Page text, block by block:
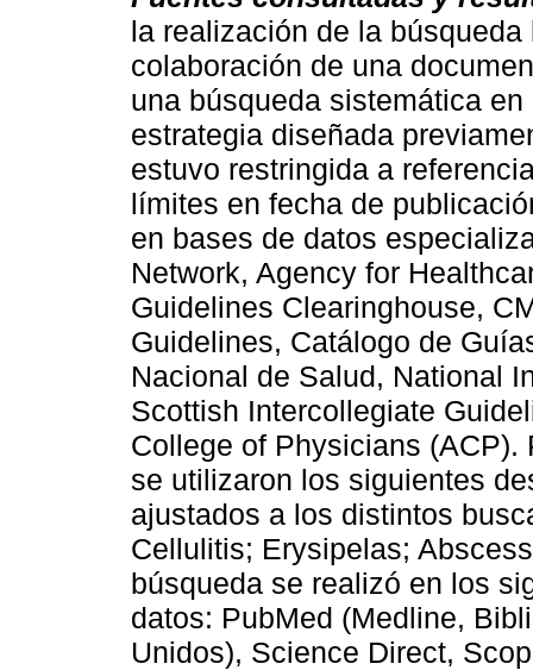
la realización de la
colaboración de una
una búsqueda sistemática
estrategia diseñada
estuvo restringida a
límites en fecha de
en bases de datos
Network, Agency for
Guidelines Clearinghouse,
Guidelines, Catálogo de
Nacional de Salud, National
Scottish Intercollegiate
College of Physicians
se utilizaron los siguientes
ajustados a los distintos
Cellulitis; Erysipelas;
búsqueda se realizó en los
datos: PubMed (Medline,
Unidos), Science Direct,